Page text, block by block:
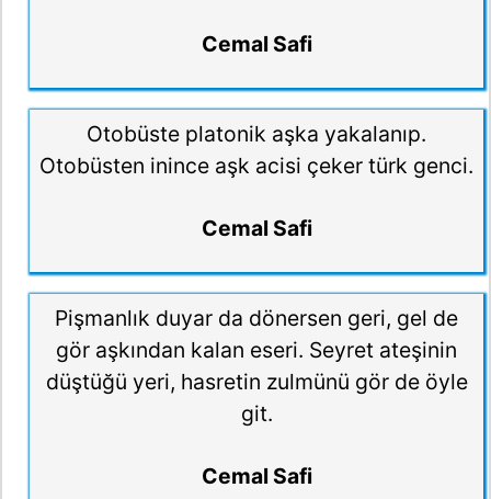
Cemal Safi
Otobüste platonik aşka yakalanıp.
Otobüsten inince aşk acisi çeker türk genci.
Cemal Safi
Pişmanlık duyar da dönersen geri, gel de
gör aşkından kalan eseri. Seyret ateşinin
düştüğü yeri, hasretin zulmünü gör de öyle
git.
Cemal Safi